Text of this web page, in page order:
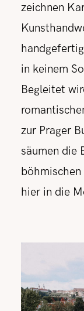
zeichnen
in keinem
Begleitet
zur Prager
säumen die
hier in die